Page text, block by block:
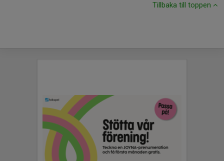
Tillbaka till toppen